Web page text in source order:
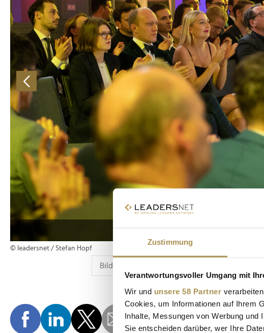
Zustimmung
Verantwortungsvoller Umgang mit
Wir und unsere 58 Partner
Cookies, um Informationen auf Ihrem
Inhalte, Messungen von Werbung und
Sie entscheiden darüber, wer Ihre
© leadersnet / Stefan Hopf